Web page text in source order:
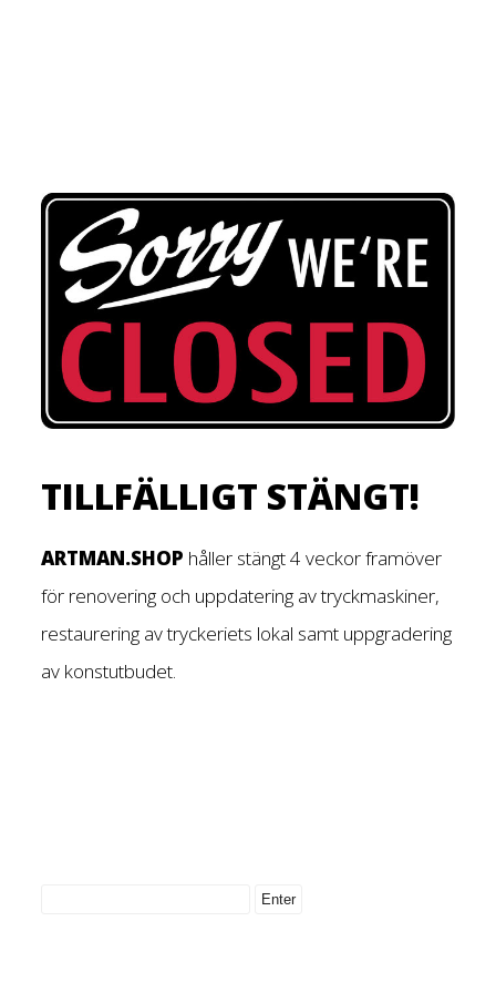
TILLFÄLLIGT STÄNGT!
ARTMAN.SHOP håller stängt 4 veckor framöver
för renovering och uppdatering av tryckmaskiner,
restaurering av tryckeriets lokal samt uppgradering
av konstutbudet.